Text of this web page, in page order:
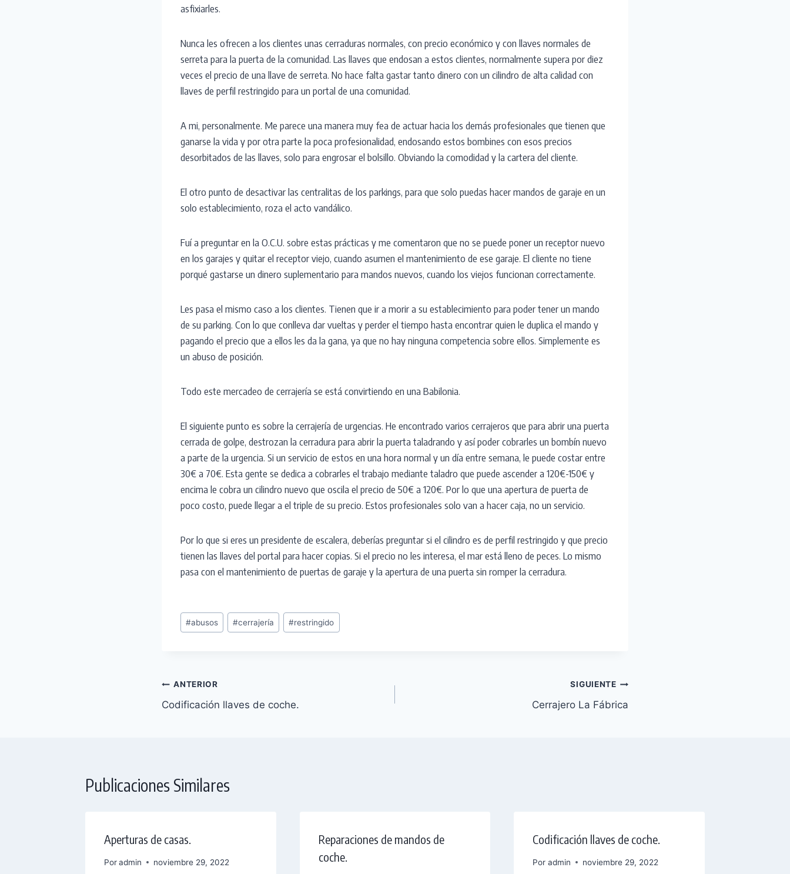
asfixiarles.
Nunca les ofrecen a los clientes unas cerraduras normales, con precio económico y con llaves normales de
serreta para la puerta de la comunidad. Las llaves que endosan a estos clientes, normalmente supera por diez
veces el precio de una llave de serreta. No hace falta gastar tanto dinero con un cilindro de alta calidad con
llaves de perfil restringido para un portal de una comunidad.
A mi, personalmente. Me parece una manera muy fea de actuar hacia los demás profesionales que tienen que
ganarse la vida y por otra parte la poca profesionalidad, endosando estos bombines con esos precios
desorbitados de las llaves, solo para engrosar el bolsillo. Obviando la comodidad y la cartera del cliente.
El otro punto de desactivar las centralitas de los parkings, para que solo puedas hacer mandos de garaje en un
solo establecimiento, roza el acto vandálico.
Fuí a preguntar en la O.C.U. sobre estas prácticas y me comentaron que no se puede poner un receptor nuevo
en los garajes y quitar el receptor viejo, cuando asumen el mantenimiento de ese garaje. El cliente no tiene
porqué gastarse un dinero suplementario para mandos nuevos, cuando los viejos funcionan correctamente.
Les pasa el mismo caso a los clientes. Tienen que ir a morir a su establecimiento para poder tener un mando
de su parking. Con lo que conlleva dar vueltas y perder el tiempo hasta encontrar quien le duplica el mando y
pagando el precio que a ellos les da la gana, ya que no hay ninguna competencia sobre ellos. Simplemente es
un abuso de posición.
Todo este mercadeo de cerrajería se está convirtiendo en una Babilonia.
El siguiente punto es sobre la cerrajería de urgencias. He encontrado varios cerrajeros que para abrir una puerta
cerrada de golpe, destrozan la cerradura para abrir la puerta taladrando y así poder cobrarles un bombín nuevo
a parte de la urgencia. Si un servicio de estos en una hora normal y un día entre semana, le puede costar entre
30€ a 70€. Esta gente se dedica a cobrarles el trabajo mediante taladro que puede ascender a 120€-150€ y
encima le cobra un cilindro nuevo que oscila el precio de 50€ a 120€. Por lo que una apertura de puerta de
poco costo, puede llegar a el triple de su precio. Estos profesionales solo van a hacer caja, no un servicio.
Por lo que si eres un presidente de escalera, deberías preguntar si el cilindro es de perfil restringido y que precio
tienen las llaves del portal para hacer copias. Si el precio no les interesa, el mar está lleno de peces. Lo mismo
pasa con el mantenimiento de puertas de garaje y la apertura de una puerta sin romper la cerradura.
Etiquetas
de
#abusos #cerrajería #restringido
Navegación
de
ANTERIOR
Codificación llaves de coche.
SIGUIENTE
Cerrajero La Fábrica
Publicaciones Similares
Aperturas de casas.
Poradmin noviembre 29, 2022
Reparaciones de mandos de
coche.
Codificación llaves de coche.
Por admin noviembre 29, 2022